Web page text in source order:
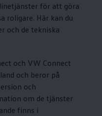
för att göra
roligare. Här kan du
och de tekniska
och VW Connect
och beror på
och
om de tjänster
finns i